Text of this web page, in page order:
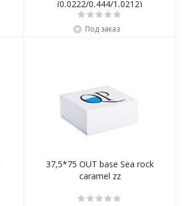
(0,0222/0,444/1,0212)
Под заказ
37,5*75 OUT base Sea rock
caramel zz